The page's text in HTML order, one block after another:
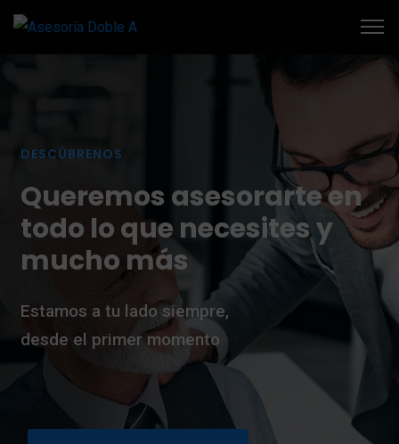
Estamos a tu lado siempre,
desde el primer momento
Queremos asesorarteen
todo loque necesitesy
mucho más
DESCÚBRENOS